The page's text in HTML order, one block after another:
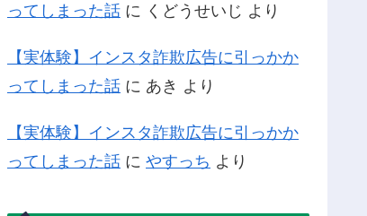
ってしまった話 に くどうせいじ より
【実体験】インスタ詐欺広告に引っかか
ってしまった話 に あき より
【実体験】インスタ詐欺広告に引っかか
ってしまった話 に やすっち より